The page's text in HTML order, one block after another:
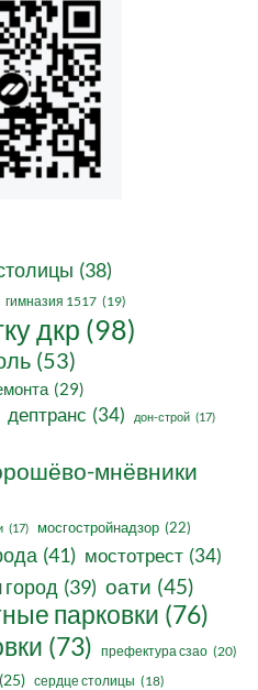
(38)
гимназия 1517 (19)
дкр (98)
(53)
(29)
дептранс (34) дон-строй (17)
мнёвники
(17) мосгостройнадзор (22)
(41) мостотрест (34)
(39) оати (45)
парковки (76)
(73) префектура сзао (20)
(25) сердце столицы (18)